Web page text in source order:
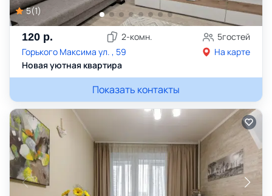
5(1)
120 р. 2-комн. 5гостей
Горького Максима ул. , 59
На карте
Новая уютная квартира
Показать контакты